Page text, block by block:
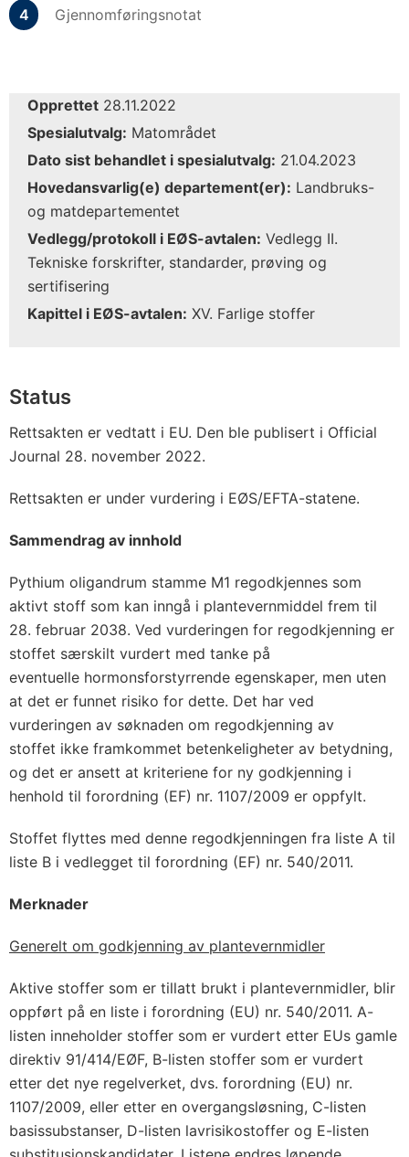
Gjennomføringsnotat
Opprettet 28.11.2022
Spesialutvalg: Matområdet
Dato sist behandlet i spesialutvalg: 21.04.2023
Hovedansvarlig(e) departement(er): Landbruks-
og matdepartementet
Vedlegg/protokoll i EØS-avtalen: Vedlegg II.
Tekniske forskrifter, standarder, prøving og
sertifisering
Kapittel i EØS-avtalen: XV. Farlige stoffer
Status
Rettsakten er vedtatt i EU. Den ble publisert i Official
Journal 28. november 2022.
Rettsakten er under vurdering i EØS/EFTA-statene.
Sammendrag av innhold
Pythium oligandrum stamme M1 regodkjennes som
aktivt stoff som kan inngå i plantevernmiddel frem til
28. februar 2038. Ved vurderingen for regodkjenning er
stoffet særskilt vurdert med tanke på
eventuelle hormonsforstyrrende egenskaper, men uten
at det er funnet risiko for dette. Det har ved
vurderingen av søknaden om regodkjenning av
stoffet ikke framkommet betenkeligheter av betydning,
og det er ansett at kriteriene for ny godkjenning i
henhold til forordning (EF) nr. 1107/2009 er oppfylt.
Stoffet flyttes med denne regodkjenningen fra liste A til
liste B i vedlegget til forordning (EF) nr. 540/2011.
Merknader
Generelt om godkjenning av plantevernmidler
Aktive stoffer som er tillatt brukt i plantevernmidler, blir
oppført på en liste i forordning (EU) nr. 540/2011. A-
listen inneholder stoffer som er vurdert etter EUs gamle
direktiv 91/414/EØF, B-listen stoffer som er vurdert
etter det nye regelverket, dvs. forordning (EU) nr.
1107/2009, eller etter en overgangsløsning, C-listen
basissubstanser, D-listen lavrisikostoffer og E-listen